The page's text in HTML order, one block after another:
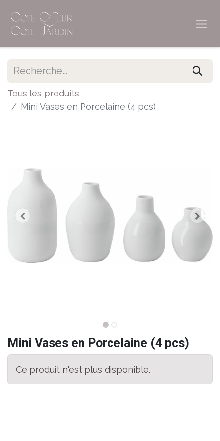
Tous les produits
Mini Vases en Porcelaine (4 pcs)
Mini Vases en Porcelaine (4 pcs)
Ce produit n'est plus disponible.